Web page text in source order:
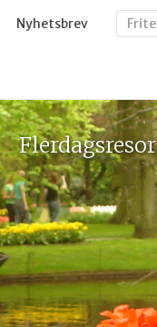
Nyhetsbrev
Flerdagsresor